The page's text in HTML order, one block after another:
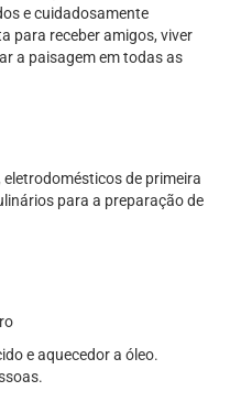
e cuidadosamente
para receber amigos, viver
a paisagem em todas as
de primeira
para a preparação de
e aquecedor a óleo.